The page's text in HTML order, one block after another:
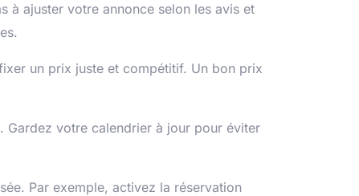
à ajuster votre annonce selon les avis et
un prix juste et compétitif. Un bon prix
Gardez votre calendrier à jour pour éviter
Par exemple, activez la réservation